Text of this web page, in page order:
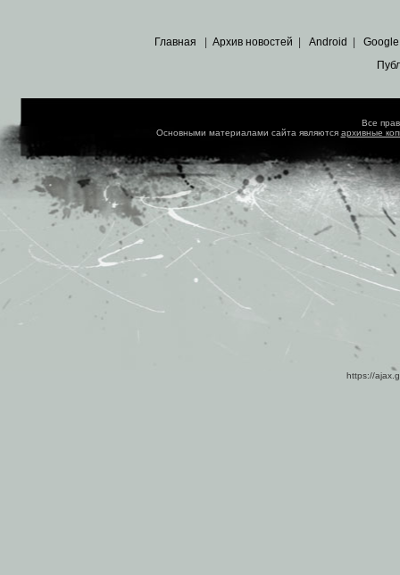
Главная Архив новостей Android Google
Все
Основными материалами сайта являются архивные
https://